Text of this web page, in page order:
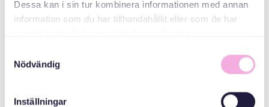
Dessa kan i sin tur kombinera informationen med annan
information som du har tillhandahållit eller som de har
Nödvändig
Inställningar